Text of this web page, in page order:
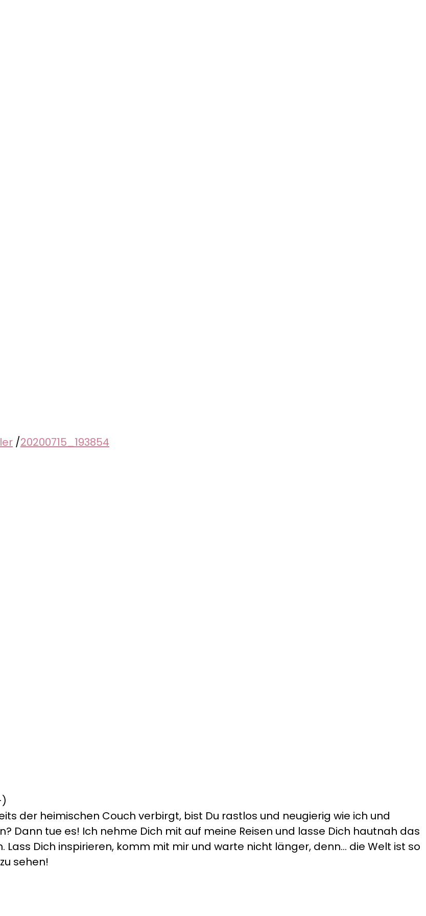
/20200715_193854
der heimischen Couch verbirgt, bist Du rastlos und neugierig wie ich und
Dann tue es! Ich nehme Dich mit auf meine Reisen und lasse Dich hautnah das
Dich inspirieren, komm mit mir und warte nicht länger, denn... die Welt ist so
sehen!